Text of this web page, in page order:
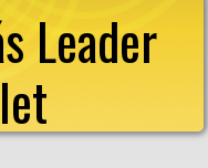
Leader